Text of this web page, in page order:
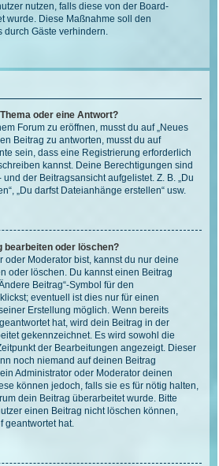
nutzen, falls diese von der Board-
wurde. Diese Maßnahme soll den
durch Gäste verhindern.
oder eine Antwort?
Forum zu eröffnen, musst du auf „Neues
Beitrag zu antworten, musst du auf
sein, dass eine Registrierung erforderlich
kannst. Deine Berechtigungen sind
der Beitragsansicht aufgelistet. Z. B. „Du
„Du darfst Dateianhänge erstellen“ usw.
bearbeiten oder löschen?
oder Moderator bist, kannst du nur deine
oder löschen. Du kannst einen Beitrag
Beitrag“-Symbol für den
eventuell ist dies nur für einen
Erstellung möglich. Wenn bereits
hat, wird dein Beitrag in der
gekennzeichnet. Es wird sowohl die
der Bearbeitungen angezeigt. Dieser
noch niemand auf deinen Beitrag
Administrator oder Moderator deinen
können jedoch, falls sie es für nötig halten,
dein Beitrag überarbeitet wurde. Bitte
einen Beitrag nicht löschen können,
geantwortet hat.